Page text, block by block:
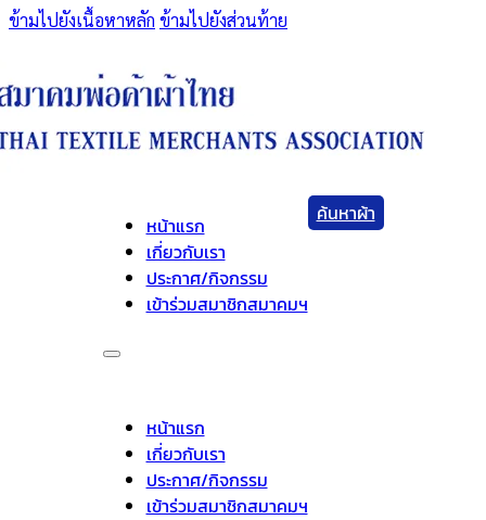
ข้ามไปยังเนื้อหาหลัก ข้ามไปยังส่วนท้าย
หน้าแรก
เกี่ยวกับเรา
ประกาศ/กิจกรรม
เข้าร่วมสมาชิกสมาคมฯ
หน้าแรก
เกี่ยวกับเรา
ประกาศ/กิจกรรม
เข้าร่วมสมาชิกสมาคมฯ
ค้นหาผ้า